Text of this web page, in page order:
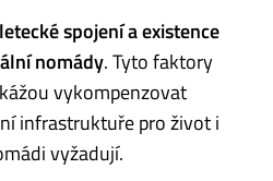
spojení a existence
nomády. Tyto faktory
vykompenzovat
infrastruktuře pro život i
vyžadují.